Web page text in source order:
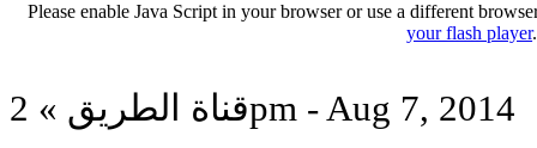
Please enable Java Script in your browser or use a different
your flash player.
قناة الطريق » 2pm - Aug 7, 2014